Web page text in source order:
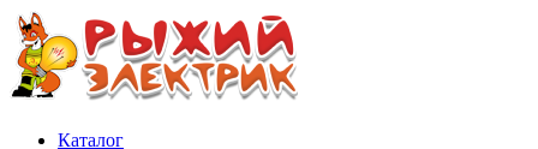
Каталог